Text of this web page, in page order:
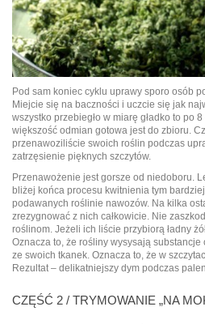
Pod sam koniec cyklu uprawy sporo osób
Miejcie się na baczności i uczcie się jak
wszystko przebiegło w miarę gładko to po
większość odmian gotowa jest do zbioru.
przenawoziliście swoich roślin podczas
zatrzęsienie pięknych szczytów.
Przenawożenie jest gorsze od niedoboru.
bliżej końca procesu kwitnienia tym
podawanych roślinie nawozów. Na kilka
zrezygnować z nich całkowicie. Nie
roślinom. Jeżeli ich liście przybiorą ładny
Oznacza to, że rośliny wysysają
ze swoich tkanek. Oznacza to, że w
Rezultat – delikatniejszy dym podczas
CZĘŚĆ 2 / TRYMOWANIE „NA